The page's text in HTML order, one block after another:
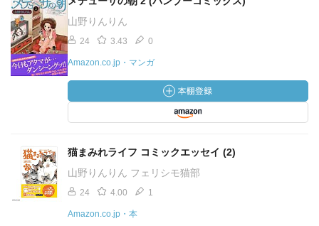
山野りんりん
24 3.43 0
Amazon.co.jp・マンガ
猫まみれライフ コミックエッセイ (2)
山野りんりん フェリシモ猫部
24 4.00 1
Amazon.co.jp・本